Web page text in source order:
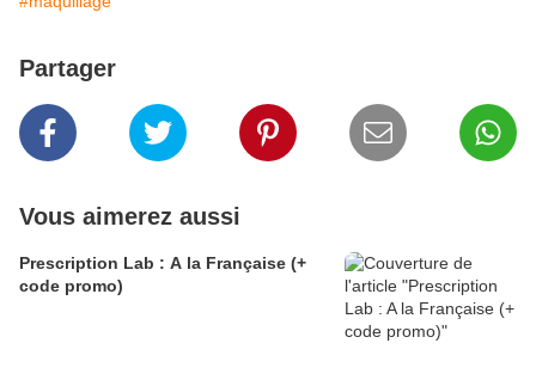
Partager
Vous aimerez aussi
Prescription Lab : A la Française (+
code promo)